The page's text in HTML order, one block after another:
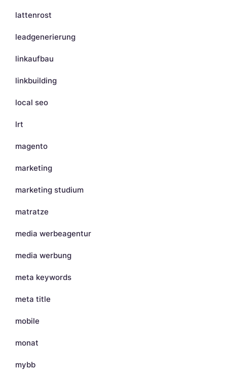
lattenrost
leadgenerierung
linkaufbau
linkbuilding
local seo
lrt
magento
marketing
marketing studium
matratze
media werbeagentur
media werbung
meta keywords
meta title
mobile
monat
mybb